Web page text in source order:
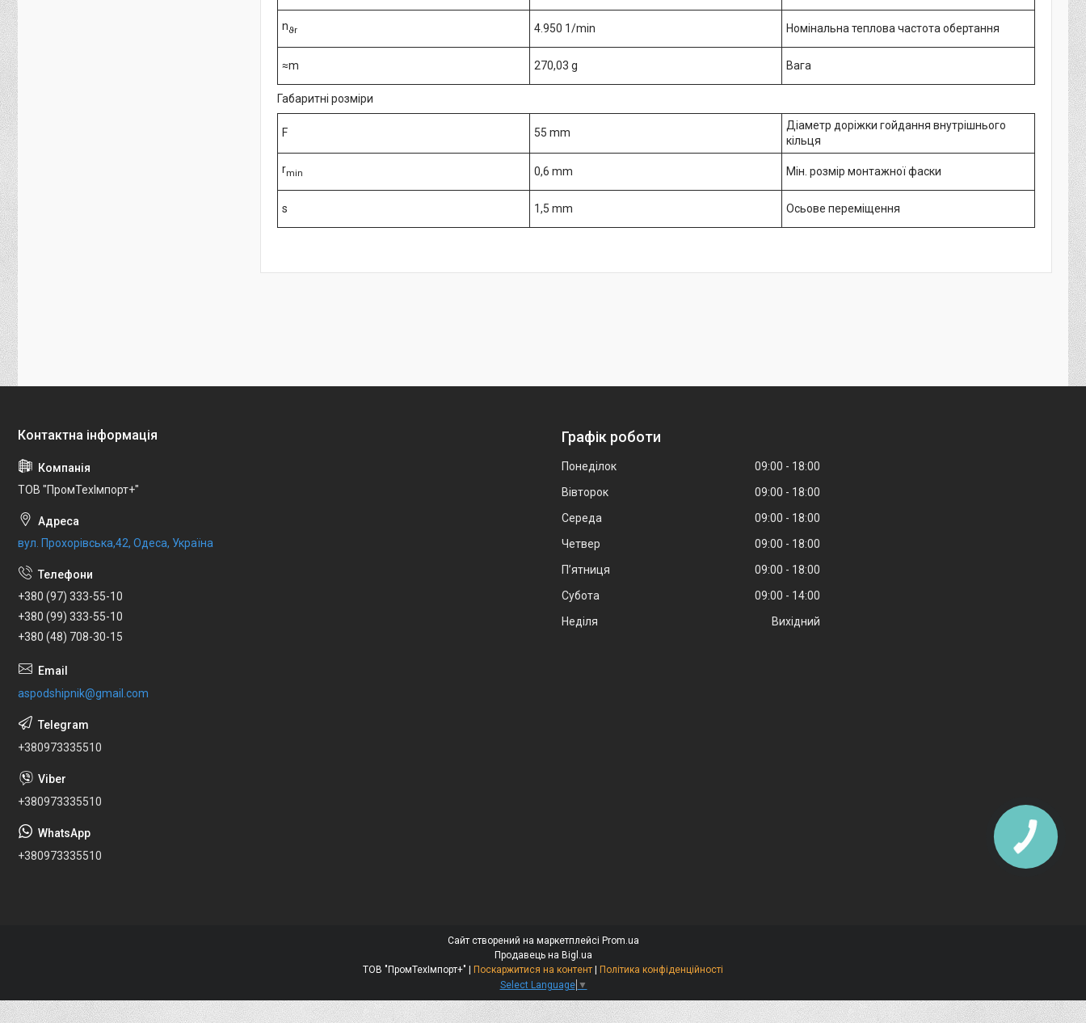
nϑr 4.950 1/min Номінальна теплова частота обертання
≈m 270,03 g Вага
Габаритні розміри
F 55 mm
Діаметр доріжки гойдання внутрішнього
кільця
rmin 0,6 mm Мін. розмір монтажної фаски
s 1,5 mm Осьове переміщення
ТОВ "ПромТехІмпорт+"
вул. Прохорівська,42, Одеса, Україна
+380 (97) 333-55-10
+380 (99) 333-55-10
+380 (48) 708-30-15
aspodshipnik@gmail.com
+380973335510
+380973335510
+380973335510
Графік роботи
Понеділок 09:00
18:00
Вівторок
09:00
18:00
Середа
09:00
18:00
Четвер
09:00
18:00
Пʼятниця
09:00
18:00
Субота
09:00
14:00
Неділя
Вихідний
Сайт створений на маркетплейсі Prom.ua
Продавець на Bigl.ua
ТОВ "ПромТехІмпорт+" | Поскаржитися на контент | Політика конфіденційності
Select Language ▼